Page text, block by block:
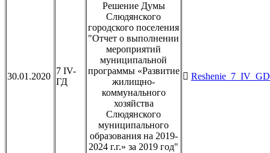
30.01.2020
7 IV-
ГД
Решение Думы
Слюдянского
городского поселения
"Отчет о выполнении
мероприятий
муниципальной
программы «Развитие
жилищно-
коммунального
хозяйства
Слюдянского
муниципального
образования на 2019-
2024 г.г.» за 2019 год"